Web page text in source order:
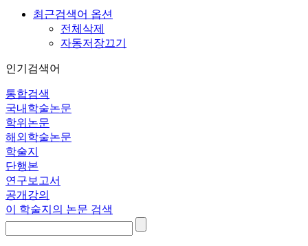
최근검색어 옵션
전체삭제
자동저장끄기
인기검색어
통합검색
국내학술논문
학위논문
해외학술논문
학술지
단행본
연구보고서
공개강의
이 학술지의 논문 검색